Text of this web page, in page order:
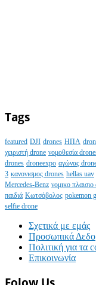
Tags
featured DJI drones ΗΠΑ
χειριστή drone νομοθεσία
drones droneexpo αγώνας
3 κανονισμος drones hellas uav
Mercedes-Benz νομικο
παιδιά Κωτσόβολος pokemon
selfie drone
Σχετικά με εμάς
Προσωπικά
Πολιτική για τα
Επικοινωνία